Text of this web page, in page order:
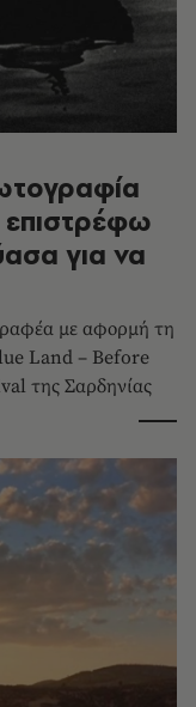
επιστρέφω
για να
με αφορμή τη
Land – Before
της Σαρδηνίας